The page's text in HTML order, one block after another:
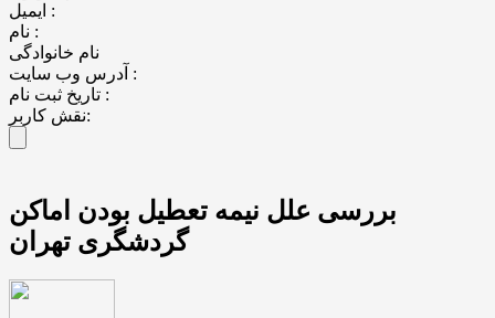
ایمیل :
نام :
نام خانوادگی
آدرس وب سایت :
تاریخ ثبت نام :
نقش کاربر:
بررسی علل نیمه تعطیل بودن اماکن
گردشگری تهران